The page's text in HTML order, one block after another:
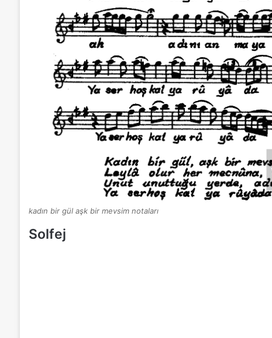
kadın bir gül aşk bir mevsim notaları
Solfej